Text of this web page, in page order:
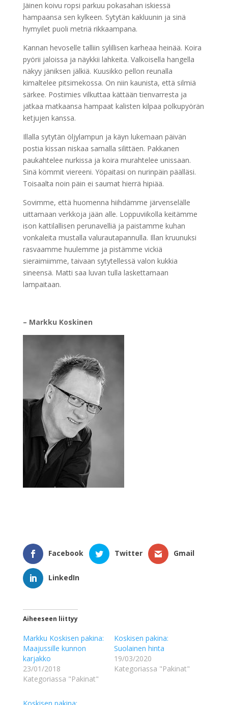
Jäinen koivu ropsi parkuu pokasahan iskiessä
hampaansa sen kylkeen. Sytytän kakluunin ja sinä
hymyilet puoli metriä rikkaampana.
Kannan hevoselle talliin sylillisen karheaa heinää. Koira
pyörii jaloissa ja näykkii lahkeita. Valkoisella hangella
näkyy jäniksen jälkiä. Kuusikko pellon reunalla
kimaltelee pitsimekossa. On niin kaunista, että silmiä
särkee. Postimies vilkuttaa kättään tienvarresta ja
jatkaa matkaansa hampaat kalisten kilpaa polkupyörän
ketjujen kanssa.
Illalla sytytän öljylampun ja käyn lukemaan päivän
postia kissan niskaa samalla silittäen. Pakkanen
paukahtelee nurkissa ja koira murahtelee unissaan.
Sinä kömmit viereeni. Yöpaitasi on nurinpäin päälläsi.
Toisaalta noin päin ei saumat hierrä hipiää.
Sovimme, että huomenna hiihdämme järvenselälle
uittamaan verkkoja jään alle. Loppuviikolla keitämme
ison kattilallisen perunavelliä ja paistamme kuhan
vonkaleita mustalla valurautapannulla. Illan kruunuksi
rasvaamme huulemme ja pistämme vickiä
sieraimiimme, taivaan sytytellessä valon kukkia
sineensä. Matti saa luvan tulla laskettamaan
lampaitaan.
– Markku Koskinen
Facebook Twitter Gmail
LinkedIn
Aiheeseen liittyy
Markku Koskisen pakina:
Maajussille kunnon
karjakko
23/01/2018
Kategoriassa "Pakinat"
Koskisen pakina:
Suolainen hinta
19/03/2020
Kategoriassa "Pakinat"